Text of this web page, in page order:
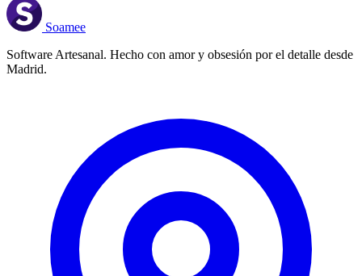
Soamee
Software Artesanal. Hecho con amor y obsesión por el detalle desde
Madrid.